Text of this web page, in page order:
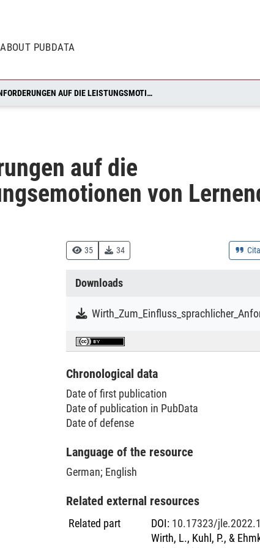
ABOUT PUBDATA
ZUM EINFLUSS SPRACHLICHER ANFORDERUNGEN AUF DIE LEISTUNGSMOTIVATION UND DIE LEISTUNGSEMOTIONEN VON LERNENDEN
auf die
von
35 34
Downloads
Chronological data
Date of first publication
Date of publication in PubData
Date of defense
Language of the resource
German; English
Related external resources
Related part DOI: 10.17323/
Wirth, L., Kuhl, P., &